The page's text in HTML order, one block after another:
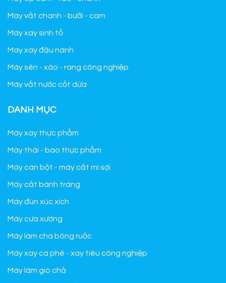
Máy vắt chanh - bưởi - cam
Máy xay sinh tố
Máy xay đậu nành
Máy sên - xào - rang công nghiệp
Máy vắt nước cốt dừa
DANH MỤC
Máy xay thực phẩm
Máy thái - bào thực phẩm
Máy cán bột - máy cắt mì sợi
Máy cắt bánh tráng
Máy đùn xúc xích
Máy cưa xương
Máy làm chà bông ruốc
Máy xay cà phê - xay tiêu công nghiệp
Máy làm giò chả